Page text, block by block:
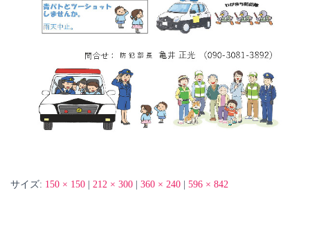
サイズ: 150 × 150 | 212 × 300 | 360 × 240 | 596 × 842